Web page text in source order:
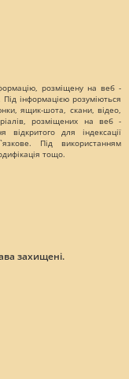
розміщену на веб -
інформацією розуміються
ящик-шота, скани, відео,
розміщених на веб -
відкритого для індексації
Під використанням
тощо.
захищені.